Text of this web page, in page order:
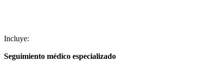
Incluye:
Seguimiento médico especializado